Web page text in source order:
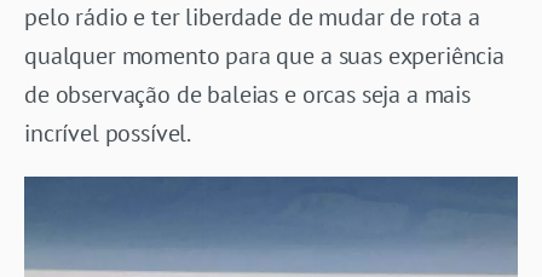
pelo rádio e ter liberdade de mudar de rota a
qualquer momento para que a suas experiência
de observação de baleias e orcas seja a mais
incrível possível.